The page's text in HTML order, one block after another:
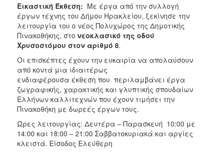
Εικαστική Έκθεση: Με έργα από την συλλογή
έργων τέχνης του Δήμου Ηρακλείου, ξεκίνησε την
λειτουργία του ο νέος Πολυχώρος της Δημοτικής
Πινακοθήκης, στο νεοκλασικό της οδού
Χρυσοστόμου στον αριθμό 8.
Οι επισκέπτες έχουν την ευκαιρία να απολαύσουν
από κοντά μια ιδιαιτέρως
ενδιαφέρουσα έκθεση που περιλαμβάνει έργα
ζωγραφικής, χαρακτικής και γλυπτικής σπουδαίων
Ελλήνων καλλιτεχνών που έχουν τιμήσει την
Πινακοθήκη με δωρεές έργων τους.
Ώρες λειτουργίας: Δευτέρα – Παρασκευή 10:00 με
14:00 και 18:00 – 21:00 Σαββατοκυριακά και αργίες
κλειστά. Είσοδος Ελεύθερη